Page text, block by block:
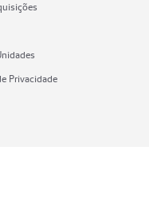
Privacidade